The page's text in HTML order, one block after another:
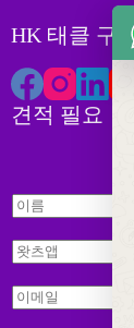
HK 태클 구
견적 필요
이
름
츠
이
름
*왓
츠
앱
*
이
메